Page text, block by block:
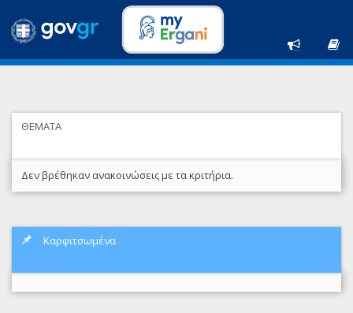
ΘΕΜΑΤΑ
Δεν βρέθηκαν ανακοινώσεις με τα κριτήρια.
Καρφιτσωμένα